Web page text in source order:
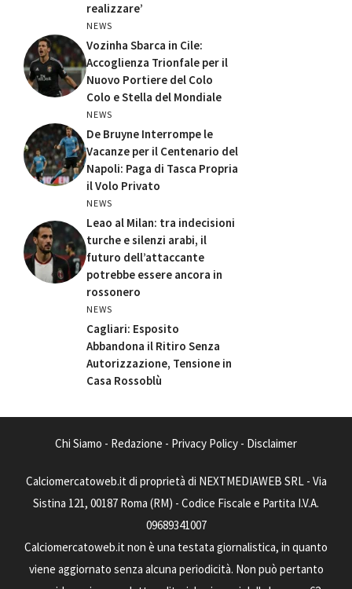
realizzare’
NEWS
Vozinha Sbarca in Cile:
Accoglienza Trionfale per il
Nuovo Portiere del Colo
Colo e Stella del Mondiale
NEWS
De Bruyne Interrompe le
Vacanze per il Centenario del
Napoli: Paga di Tasca Propria
il Volo Privato
NEWS
Leao al Milan: tra indecisioni
turche e silenzi arabi, il
futuro dell’attaccante
potrebbe essere ancora in
rossonero
NEWS
Cagliari: Esposito
Abbandona il Ritiro Senza
Autorizzazione, Tensione in
Casa Rossoblù
Chi Siamo - Redazione - Privacy Policy - Disclaimer
Calciomercatoweb.it di proprietà di NEXTMEDIAWEB SRL - Via
Sistina 121, 00187 Roma (RM) - Codice Fiscale e Partita I.V.A.
09689341007
Calciomercatoweb.it non è una testata giornalistica, in quanto
viene aggiornato senza alcuna periodicità. Non può pertanto